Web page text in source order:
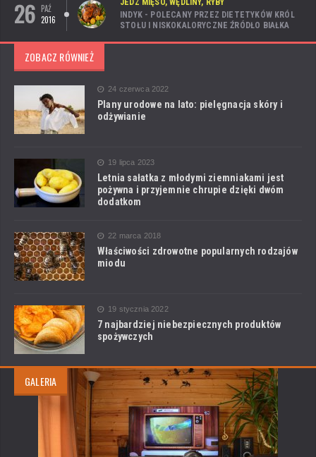
26 PAŹ
2016
INDYK - POLECANY PRZEZ DIETETYKÓW KRÓL
STOŁU I NISKOKALORYCZNE ŹRÓDŁO BIAŁKA
ZOBACZ RÓWNIEŻ
24 czerwca 2022
Plany urodowe na lato: pielęgnacja skóry i
odżywianie
19 lipca 2023
Letnia sałatka z młodymi ziemniakami jest
pożywna i przyjemnie chrupie dzięki dwóm
dodatkom
22 marca 2018
Właściwości zdrowotne popularnych rodzajów
miodu
19 stycznia 2022
7 najbardziej niebezpiecznych produktów
spożywczych
GALERIA